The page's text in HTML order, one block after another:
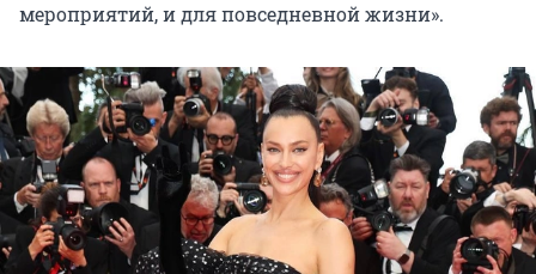
мероприятий, и для повседневной жизни».